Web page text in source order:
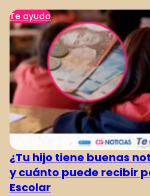
Te ayuda
¿Tu hijo tiene buenas
y cuánto puede recibir
Escolar